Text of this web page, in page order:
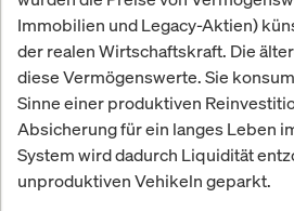
Immobilien und Legacy-Aktien)
der realen Wirtschaftskraft. Die
diese Vermögenswerte. Sie
Sinne einer produktiven
Absicherung für ein langes Leben
System wird dadurch Liquidität
unproduktiven Vehikeln geparkt.